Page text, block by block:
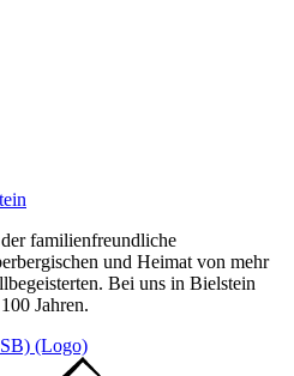
familienfreundliche
und Heimat von mehr
Bei uns in Bielstein
Jahren.